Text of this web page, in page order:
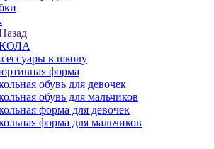
в школу
форма
обувь для девочек
обувь для мальчиков
форма для девочек
форма для мальчиков